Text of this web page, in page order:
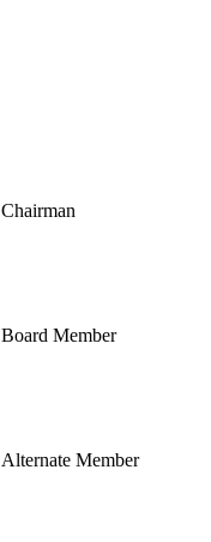
Chairman
Board Member
Alternate Member